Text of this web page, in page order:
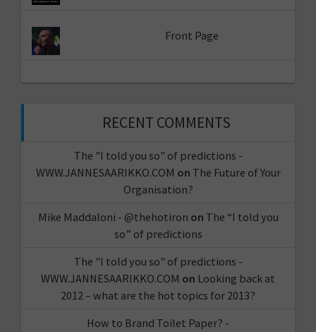
Front Page
RECENT COMMENTS
The "I told you so" of predictions -
WWW.JANNESAARIKKO.COM on The Future of Your
Organisation?
Mike Maddaloni - @thehotiron on The “I told you
so” of predictions
The "I told you so" of predictions -
WWW.JANNESAARIKKO.COM on Looking back at
2012 – what are the hot topics for 2013?
How to Brand Toilet Paper? -